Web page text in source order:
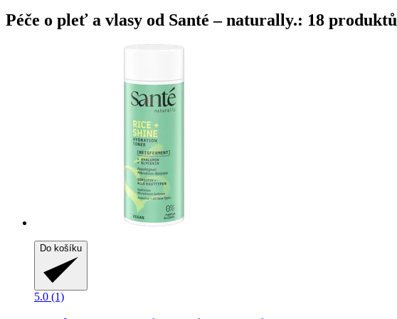
Péče o pleť a vlasy od Santé – naturally.: 18 produktů
Do košíku
5.0 (1)